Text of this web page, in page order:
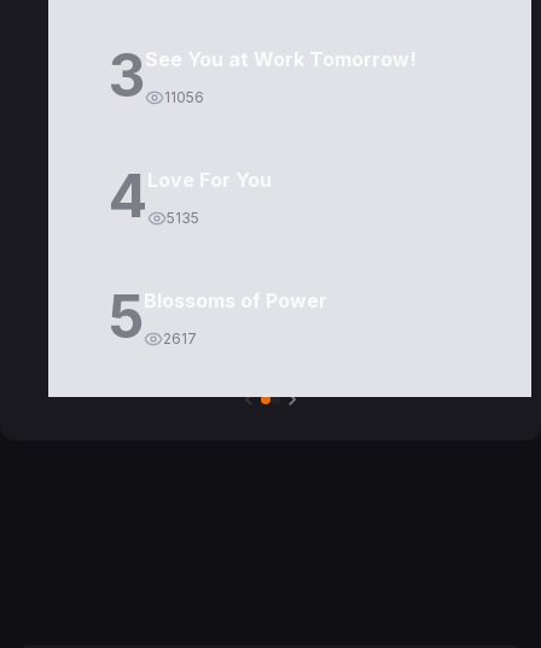
3See You at Work Tomorrow!
11056
4Love For You
5135
5Blossoms of Power
2617